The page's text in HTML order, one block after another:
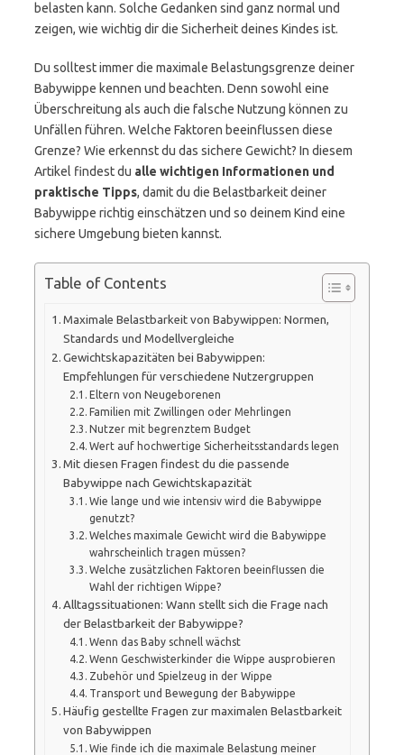
belasten kann. Solche Gedanken sind ganz normal und
zeigen, wie wichtig dir die Sicherheit deines Kindes ist.
Du solltest immer die maximale Belastungsgrenze deiner
Babywippe kennen und beachten. Denn sowohl eine
Überschreitung als auch die falsche Nutzung können zu
Unfällen führen. Welche Faktoren beeinflussen diese
Grenze? Wie erkennst du das sichere Gewicht? In diesem
Artikel findest du alle wichtigen Informationen und
praktische Tipps, damit du die Belastbarkeit deiner
Babywippe richtig einschätzen und so deinem Kind eine
sichere Umgebung bieten kannst.
Table of Contents
Maximale Belastbarkeit von Babywippen: Normen,
Standards und Modellvergleiche
Gewichtskapazitäten bei Babywippen:
Empfehlungen für verschiedene Nutzergruppen
Eltern von Neugeborenen
Familien mit Zwillingen oder Mehrlingen
Nutzer mit begrenztem Budget
Wert auf hochwertige Sicherheitsstandards legen
Mit diesen Fragen findest du die passende
Babywippe nach Gewichtskapazität
Wie lange und wie intensiv wird die Babywippe
genutzt?
Welches maximale Gewicht wird die Babywippe
wahrscheinlich tragen müssen?
Welche zusätzlichen Faktoren beeinflussen die
Wahl der richtigen Wippe?
Alltagssituationen: Wann stellt sich die Frage nach
der Belastbarkeit der Babywippe?
Wenn das Baby schnell wächst
Wenn Geschwisterkinder die Wippe ausprobieren
Zubehör und Spielzeug in der Wippe
Transport und Bewegung der Babywippe
Häufig gestellte Fragen zur maximalen Belastbarkeit
von Babywippen
Wie finde ich die maximale Belastung meiner